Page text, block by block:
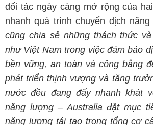
đối tác ngày càng mở rộng của
nhanh quá trình chuyển dịch
cũng chia sẻ những thách thức
như Việt Nam trong việc đảm bảo
bền vững, an toàn và công bằng
phát triển thịnh vượng và tăng
nước đều đang đẩy nhanh khát
năng lượng – Australia đặt mục
năng lượng tái tạo trong tổng cơ